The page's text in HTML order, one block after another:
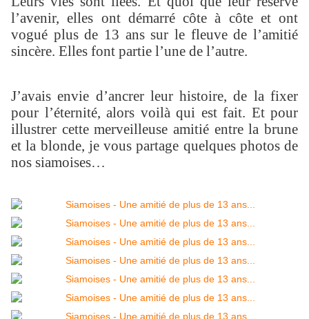
l’avenir, elles ont démarré côte à côte et ont
vogué plus de 13 ans sur le fleuve de l’amitié
sincère. Elles font partie l’une de l’autre.
J’avais envie d’ancrer leur histoire, de la fixer
pour l’éternité, alors voilà qui est fait. Et pour
illustrer cette merveilleuse amitié entre la brune
et la blonde, je vous partage quelques photos de
nos siamoises…